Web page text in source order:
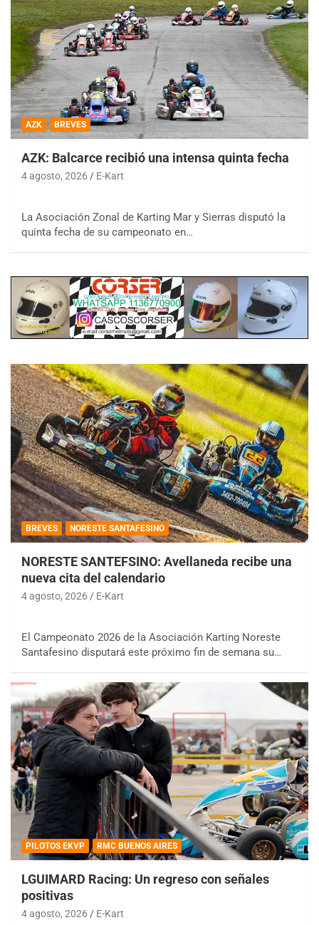
AZK BREVES
AZK: Balcarce recibió una intensa quinta fecha
4 agosto, 2026 E-Kart
La Asociación Zonal de Karting Mar y Sierras disputó la
quinta fecha de su campeonato en…
BREVES NORESTE SANTAFESINO
NORESTE SANTEFSINO: Avellaneda recibe una
nueva cita del calendario
4 agosto, 2026 E-Kart
El Campeonato 2026 de la Asociación Karting Noreste
Santafesino disputará este próximo fin de semana su…
PILOTOS EKVP RMC BUENOS AIRES
LGUIMARD Racing: Un regreso con señales
positivas
4 agosto, 2026 E-Kart